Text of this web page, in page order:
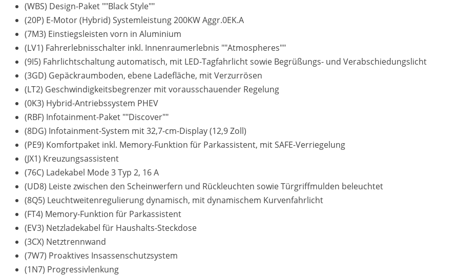
(WBS) Design-Paket ""Black Style""
(20P) E-Motor (Hybrid) Systemleistung 200KW Aggr.0EK.A
(7M3) Einstiegsleisten vorn in Aluminium
(LV1) Fahrerlebnisschalter inkl. Innenraumerlebnis ""Atmospheres""
(9I5) Fahrlichtschaltung automatisch, mit LED-Tagfahrlicht sowie Begrüßungs- und Verabschiedungslicht
(3GD) Gepäckraumboden, ebene Ladefläche, mit Verzurrösen
(LT2) Geschwindigkeitsbegrenzer mit vorausschauender Regelung
(0K3) Hybrid-Antriebssystem PHEV
(RBF) Infotainment-Paket ""Discover""
(8DG) Infotainment-System mit 32,7-cm-Display (12,9 Zoll)
(PE9) Komfortpaket inkl. Memory-Funktion für Parkassistent, mit SAFE-Verriegelung
(JX1) Kreuzungsassistent
(76C) Ladekabel Mode 3 Typ 2, 16 A
(UD8) Leiste zwischen den Scheinwerfern und Rückleuchten sowie Türgriffmulden beleuchtet
(8Q5) Leuchtweitenregulierung dynamisch, mit dynamischem Kurvenfahrlicht
(FT4) Memory-Funktion für Parkassistent
(EV3) Netzladekabel für Haushalts-Steckdose
(3CX) Netztrennwand
(7W7) Proaktives Insassenschutzsystem
(1N7) Progressivlenkung